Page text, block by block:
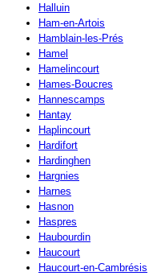
Halluin
Ham-en-Artois
Hamblain-les-Prés
Hamel
Hamelincourt
Hames-Boucres
Hannescamps
Hantay
Haplincourt
Hardifort
Hardinghen
Hargnies
Harnes
Hasnon
Haspres
Haubourdin
Haucourt
Haucourt-en-Cambrésis